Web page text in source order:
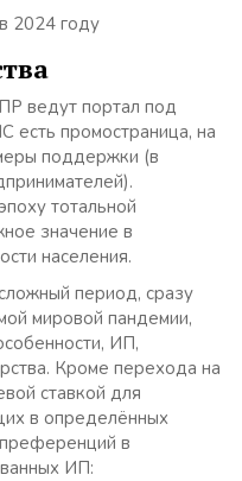
ведут портал под
есть промостраница, на
поддержки (в
тотальной
значение в
населения.
период, сразу
мировой пандемии,
ИП,
Кроме перехода на
ставкой для
в определённых
в
ИП: